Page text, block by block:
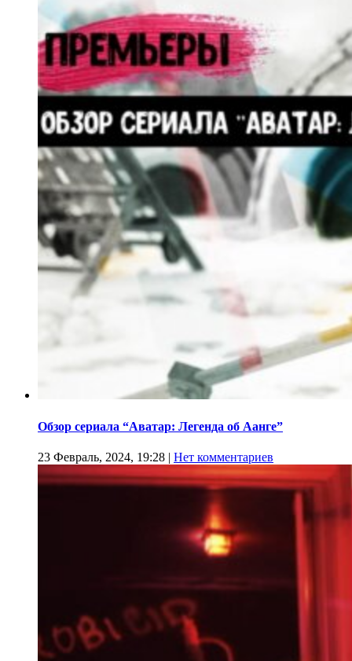
Обзор сериала “Аватар: Легенда об Аанге”
23 Февраль, 2024, 19:28 | Нет комментариев